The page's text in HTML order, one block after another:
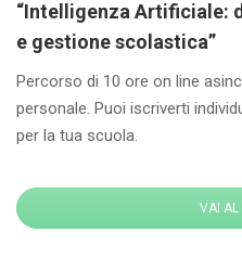
“Intelligenza Artificiale:
e gestione scolastica”
Percorso di 10 ore on line
personale. Puoi iscriverti
per la tua scuola.
VAI AL